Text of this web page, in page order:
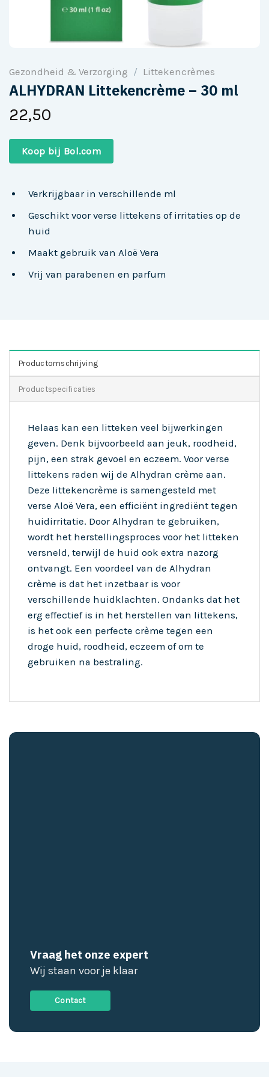
Gezondheid & Verzorging / Littekencrèmes
ALHYDRAN Littekencrème – 30 ml
22,50
Koop bij Bol.com
Verkrijgbaar in verschillende ml
Geschikt voor verse littekens of irritaties op de
huid
Maakt gebruik van Aloë Vera
Vrij van parabenen en parfum
Productomschrijving
Productspecificaties
Helaas kan een litteken veel bijwerkingen
geven. Denk bijvoorbeeld aan jeuk, roodheid,
pijn, een strak gevoel en eczeem. Voor verse
littekens raden wij de Alhydran crème aan.
Deze littekencrème is samengesteld met
verse Aloë Vera, een efficiënt ingrediënt tegen
huidirritatie. Door Alhydran te gebruiken,
wordt het herstellingsproces voor het litteken
versneld, terwijl de huid ook extra nazorg
ontvangt. Een voordeel van de Alhydran
crème is dat het inzetbaar is voor
verschillende huidklachten. Ondanks dat het
erg effectief is in het herstellen van littekens,
is het ook een perfecte crème tegen een
droge huid, roodheid, eczeem of om te
gebruiken na bestraling.
Vraag het onze expert
Wij staan voor je klaar
Contact